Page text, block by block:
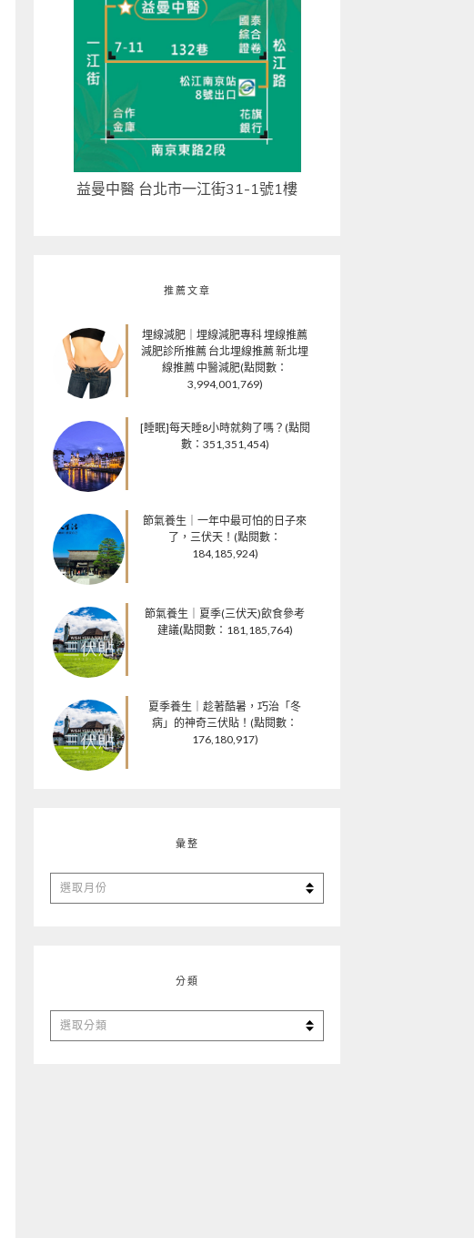
益曼中醫 台北市一江街31-1號1樓
推薦文章
埋線減肥｜埋線減肥專科 埋線推薦
減肥診所推薦 台北埋線推薦 新北埋
線推薦 中醫減肥(點閱數：
3,994,001,769)
[睡眠]每天睡8小時就夠了嗎？(點閱
數：351,351,454)
節氣養生｜一年中最可怕的日子來
了，三伏天！(點閱數：
184,185,924)
節氣養生｜夏季(三伏天)飲食參考
建議(點閱數：181,185,764)
夏季養生｜趁著酷暑，巧治「冬
病」的神奇三伏貼！(點閱數：
176,180,917)
彙整
彙
整
分類
分
類